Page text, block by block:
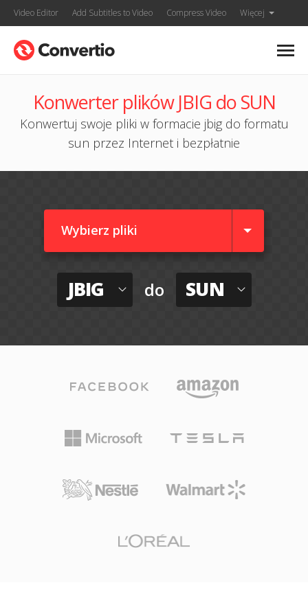
Video Editor Add Subtitles to Video Compress Video Więcej
Konwerter plików JBIG do SUN
Konwertuj swoje pliki w formacie jbig do formatu
sun przez Internet i bezpłatnie
Wybierz pliki
JBIG do SUN